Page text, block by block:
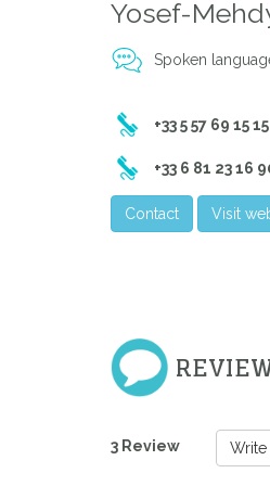
Yosef-
Spoken
+33 5 57 69 15 15
+33 6 81 23 16
Contact Visit
3 Review Write